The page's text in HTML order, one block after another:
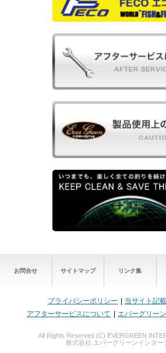
お問合せ サイトマップ リンク集
プライバシーポリシー
当サイト記
アフターサービスについて
エバーグリー
All Rights Reserved (C) EVERGREEN
株式会社 エバーグリーンインター